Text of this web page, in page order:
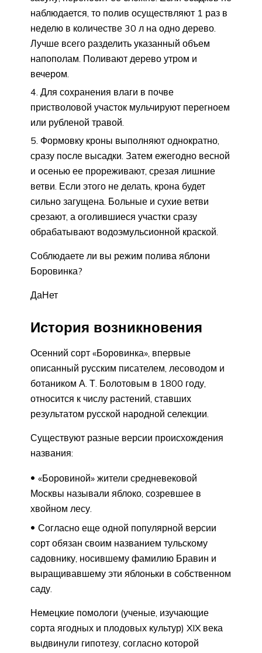
наблюдается, то полив осуществляют 1 раз в
неделю в количестве 30 л на одно дерево.
Лучше всего разделить указанный объем
напополам. Поливают дерево утром и
вечером.
Для сохранения влаги в почве
пристволовой участок мульчируют перегноем
или рубленой травой.
Формовку кроны выполняют однократно,
сразу после высадки. Затем ежегодно весной
и осенью ее прореживают, срезая лишние
ветви. Если этого не делать, крона будет
сильно загущена. Больные и сухие ветви
срезают, а оголившиеся участки сразу
обрабатывают водоэмульсионной краской.
Соблюдаете ли вы режим полива яблони
Боровинка?
ДаНет
История возникновения
Осенний сорт «Боровинка», впервые
описанный русским писателем, лесоводом и
ботаником А. Т. Болотовым в 1800 году,
относится к числу растений, ставших
результатом русской народной селекции.
Существуют разные версии происхождения
названия:
«Боровиной» жители средневековой
Москвы называли яблоко, созревшее в
хвойном лесу.
Согласно еще одной популярной версии
сорт обязан своим названием тульскому
садовнику, носившему фамилию Бравин и
выращивавшему эти яблоньки в собственном
саду.
Немецкие помологи (ученые, изучающие
сорта ягодных и плодовых культур) XIX века
выдвинули гипотезу, согласно которой